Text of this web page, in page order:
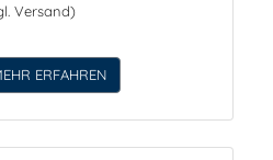
Versand)
ERFAHREN